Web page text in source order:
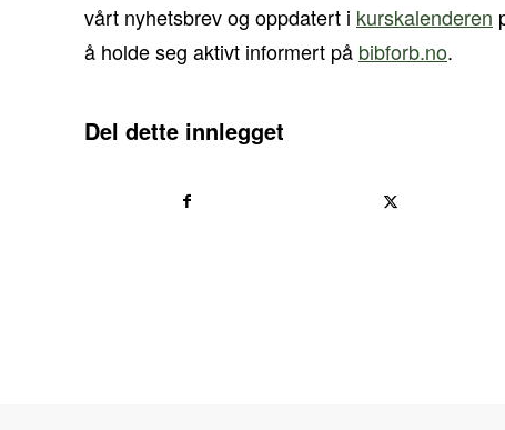
vårt nyhetsbrev og oppdatert i kurskalenderen
å holde seg aktivt informert på bibforb.no.
Del dette innlegget